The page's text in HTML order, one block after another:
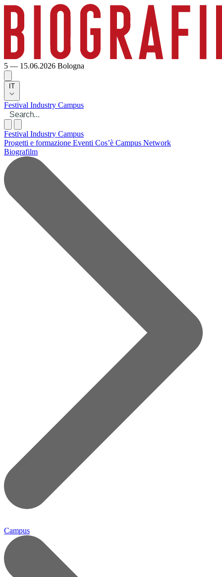
5 — 15.06.2026 Bologna
IT
Festival Industry Campus
Festival Industry Campus
Progetti e formazione Eventi Cos’è Campus Network
Biografilm
Campus